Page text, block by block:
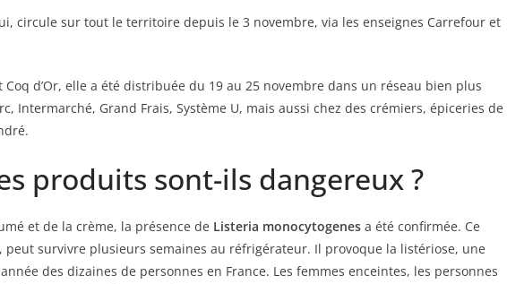
circule sur tout le territoire depuis le 3 novembre, via les enseignes Carrefour et
Coq d’Or, elle a été distribuée du 19 au 25 novembre dans un réseau bien plus
Intermarché, Grand Frais, Système U, mais aussi chez des crémiers, épiceries de
produits sont-ils dangereux ?
et de la crème, la présence de Listeria monocytogenes a été confirmée. Ce
survivre plusieurs semaines au réfrigérateur. Il provoque la listériose, une
des dizaines de personnes en France. Les femmes enceintes, les personnes